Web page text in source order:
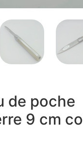
de poche
9 cm